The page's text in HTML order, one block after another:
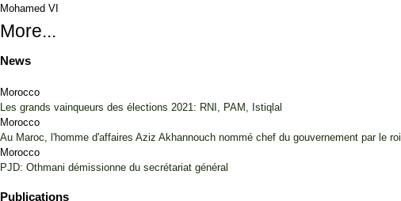
Mohamed VI
More...
News
Morocco
Les grands vainqueurs des élections 2021: RNI, PAM, Istiqlal
Morocco
Au Maroc, l'homme d'affaires Aziz Akhannouch nommé chef du gouvernement par le roi
Morocco
PJD: Othmani démissionne du secrétariat général
Publications